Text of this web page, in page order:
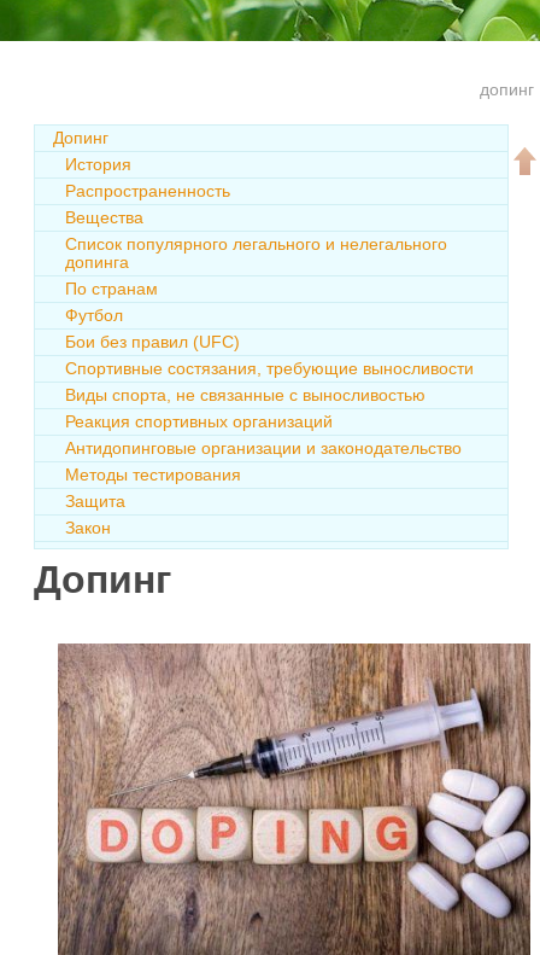
допинг
Допинг
История
Распространенность
Вещества
Список популярного легального и нелегального
допинга
По странам
Футбол
Бои без правил (UFC)
Спортивные состязания, требующие выносливости
Виды спорта, не связанные с выносливостью
Реакция спортивных организаций
Антидопинговые организации и законодательство
Методы тестирования
Защита
Закон
Допинг